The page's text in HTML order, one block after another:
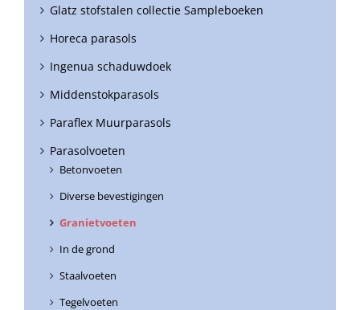
Glatz stofstalen collectie Sampleboeken
Horeca parasols
Ingenua schaduwdoek
Middenstokparasols
Paraflex Muurparasols
Parasolvoeten
Betonvoeten
Diverse bevestigingen
Granietvoeten
In de grond
Staalvoeten
Tegelvoeten